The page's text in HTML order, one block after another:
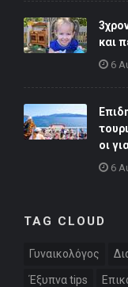
και
6
οι
6
TAG CLOUD
Γυναικολόγος
Έξυπνα tips